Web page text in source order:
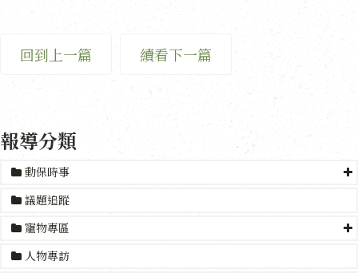
回到上一篇 續看下一篇
報導分類
動保時事
議題追蹤
寵物專區
人物專訪